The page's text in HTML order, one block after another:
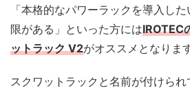
「本格的なパワーラックを導入し
限がある」といった方にはIROTEC
ットラック V2がオススメとなります
スクワットラックと名前が付けら